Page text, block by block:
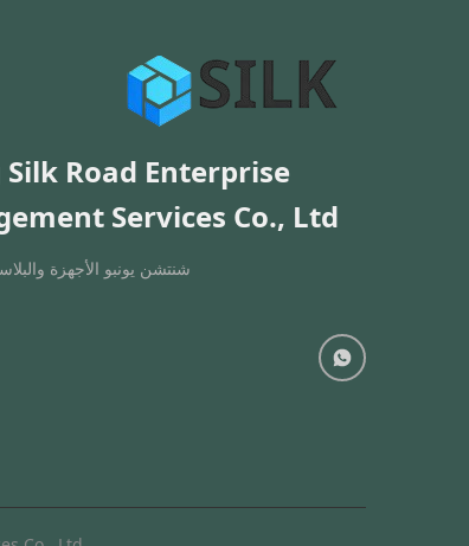
Road Enterprise
Services Co., Ltd.
شنتشن يونبو الأجهزة